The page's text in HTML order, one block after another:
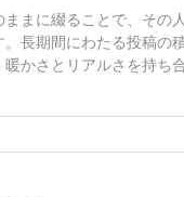
まに綴ることで、そ
長期間にわたる投稿
かさとリアルさを持